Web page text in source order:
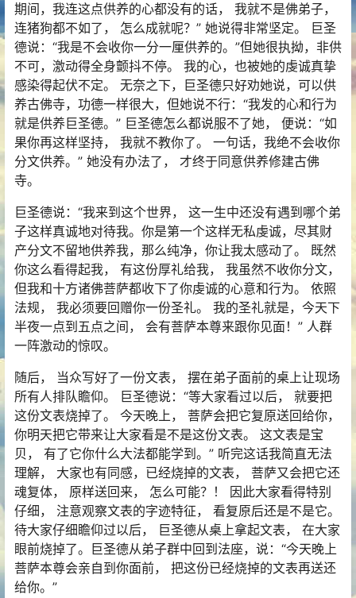
期间，我连这点供养的心都没有的话， 我就不是佛弟子，
连猪狗都不如了， 怎么成就呢？” 她说得非常坚定。 巨圣
德说：“我是不会收你一分一厘供养的。”但她很执拗，非供
不可，激动得全身颤抖不停。 我的心，也被她的虔诚真挚
感染得起伏不定。 无奈之下，巨圣德只好劝她说，可以供
养古佛寺，功德一样很大，但她说不行：“我发的心和行为
就是供养巨圣德。” 巨圣德怎么都说服不了她， 便说：“如
果你再这样坚持， 我就不教你了。 一句话，我绝不会收你
分文供养。” 她没有办法了， 才终于同意供养修建古佛
寺。
巨圣德说：“我来到这个世界， 这一生中还没有遇到哪个弟
子这样真诚地对待我。你是第一个这样无私虔诚，尽其财
产分文不留地供养我，那么纯净，你让我太感动了。 既然
你这么看得起我， 有这份厚礼给我， 我虽然不收你分文，
但我和十方诸佛菩萨都收下了你虔诚的心意和行为。 依照
法规， 我必须要回赠你一份圣礼。 我的圣礼就是，今天下
半夜一点到五点之间， 会有菩萨本尊来跟你见面！” 人群
一阵激动的惊叹。
随后， 当众写好了一份文表， 摆在弟子面前的桌上让现场
所有人排队瞻仰。 巨圣德说：“等大家看过以后， 就要把
这份文表烧掉了。 今天晚上， 菩萨会把它复原送回给你，
你明天把它带来让大家看是不是这份文表。 这文表是宝
贝， 有了它你什么大法都能学到。” 听完这话我简直无法
理解， 大家也有同感，已经烧掉的文表， 菩萨又会把它还
魂复体， 原样送回来， 怎么可能？！ 因此大家看得特别
仔细， 注意观察文表的字迹特征， 看复原后还是不是它。
待大家仔细瞻仰过以后， 巨圣德从桌上拿起文表， 在大家
眼前烧掉了。巨圣德从弟子群中回到法座，说：“今天晚上
菩萨本尊会亲自到你面前， 把这份已经烧掉的文表再送还
给你。”